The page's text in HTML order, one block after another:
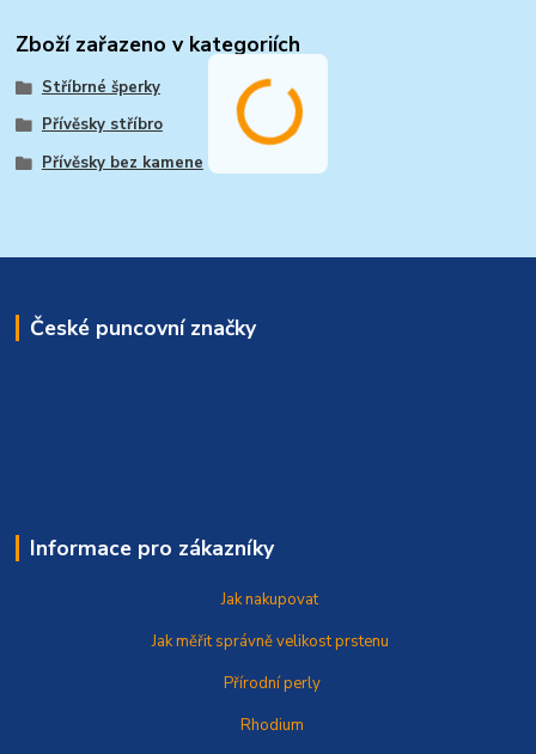
Zboží zařazeno v kategoriích
Stříbrné šperky
Přívěsky stříbro
Přívěsky bez kamene
České puncovní značky
Informace pro zákazníky
Jak nakupovat
Jak měřit správněvelikost prstenu
Přírodní perly
Rhodium